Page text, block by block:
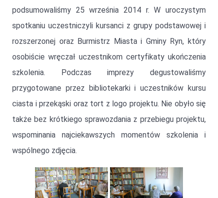
podsumowaliśmy 25 września 2014 r. W uroczystym
spotkaniu uczestniczyli kursanci z grupy podstawowej i
rozszerzonej oraz Burmistrz Miasta i Gminy Ryn, który
osobiście wręczał uczestnikom certyfikaty ukończenia
szkolenia. Podczas imprezy degustowaliśmy
przygotowane przez bibliotekarki i uczestników kursu
ciasta i przekąski oraz tort z logo projektu. Nie obyło się
także bez krótkiego sprawozdania z przebiegu projektu,
wspominania najciekawszych momentów szkolenia i
wspólnego zdjęcia.